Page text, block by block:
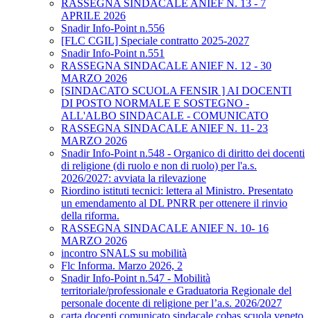
RASSEGNA SINDACALE ANIEF N. 13 - 7
APRILE 2026
Snadir Info-Point n.556
[FLC CGIL] Speciale contratto 2025-2027
Snadir Info-Point n.551
RASSEGNA SINDACALE ANIEF N. 12 - 30
MARZO 2026
[SINDACATO SCUOLA FENSIR ] AI DOCENTI
DI POSTO NORMALE E SOSTEGNO -
ALL'ALBO SINDACALE - COMUNICATO
RASSEGNA SINDACALE ANIEF N. 11- 23
MARZO 2026
Snadir Info-Point n.548 - Organico di diritto dei docenti
di religione (di ruolo e non di ruolo) per l'a.s.
2026/2027: avviata la rilevazione
Riordino istituti tecnici: lettera al Ministro. Presentato
un emendamento al DL PNRR per ottenere il rinvio
della riforma.
RASSEGNA SINDACALE ANIEF N. 10- 16
MARZO 2026
incontro SNALS su mobilità
Flc Informa. Marzo 2026, 2
Snadir Info-Point n.547 - Mobilità
territoriale/professionale e Graduatoria Regionale del
personale docente di religione per l’a.s. 2026/2027